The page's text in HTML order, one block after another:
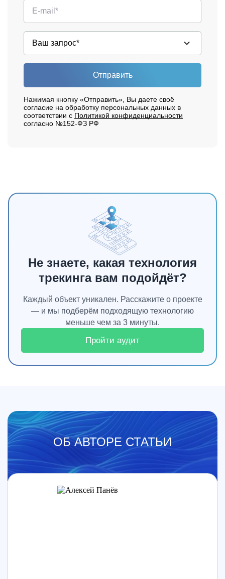
Отправить
Нажимая кнопку «Отправить», Вы даете своё
согласие на обработку персональных данных в
соответствии с Политикой конфиденциальности
согласно №152-ФЗ РФ
Не знаете, какая технология
трекинга вам подойдёт?
Каждый объект уникален. Расскажите о проекте
— и мы подберём подходящую технологию
меньше чем за 3 минуты.
Пройти аудит
ОБ АВТОРЕ СТАТЬИ